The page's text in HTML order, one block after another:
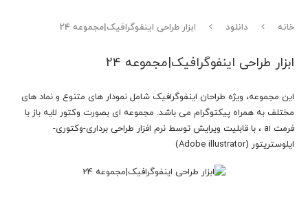
خانه دانلود ابزار طراحی اینفوگرافیک|مجموعه 24
ابزار طراحی اینفوگرافیک|مجموعه 24
این مجموعه، ویژه طراحان اینفوگرافیک شامل نمودار های متنوع و نماد های
مختلف به همراه پیکتوگرام می باشد. مجموعه ای بصورت وکتور لایه باز با
فرمت ai ، با قابلیت ویرایش توسط نرم افزار طراحی برداری-وکتوری-
ایلوستریتور (Adobe illustrator)